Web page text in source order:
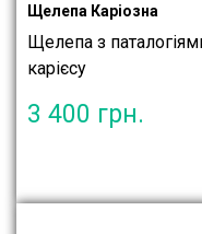
Щелепа Каріозна
Щелепа з
карієсу
3 400 грн.